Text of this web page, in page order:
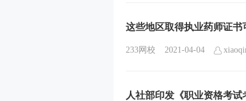
这些地区取得执业药师证书
233网校 2021-04-04
人社部印发《职业资格考试